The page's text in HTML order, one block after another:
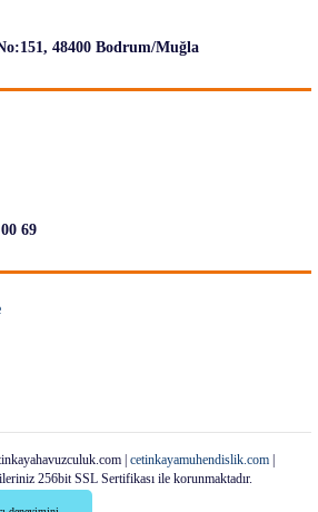
48400 Bodrum/Muğla
69
| cetinkayamuhendislik.com
256bit SSL Sertifikası ile korunmaktadır.